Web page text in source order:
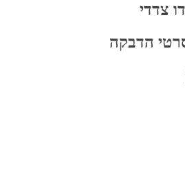
צדדי
הדבקה